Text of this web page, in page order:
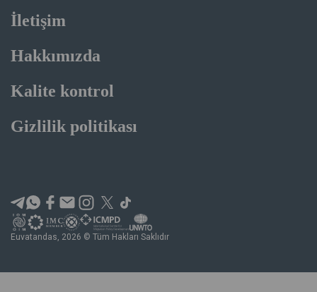
Euvatandas, 2026 © Tüm Hakları Saklıdır
İletişim
Hakkımızda
Kalite kontrol
Gizlilik politikası